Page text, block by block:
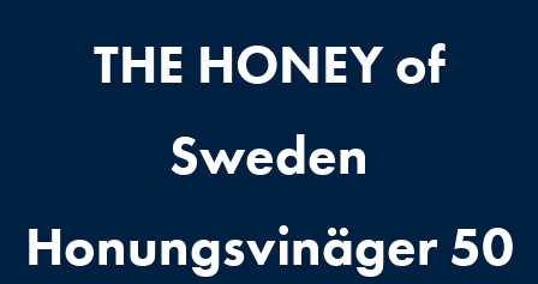
THE HONEY of
Sweden
Honungsvinäger 50